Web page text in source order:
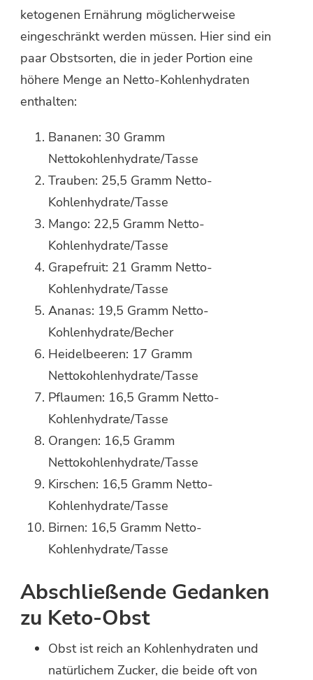
ketogenen Ernährung möglicherweise
eingeschränkt werden müssen. Hier sind ein
paar Obstsorten, die in jeder Portion eine
höhere Menge an Netto-Kohlenhydraten
enthalten:
Bananen: 30 Gramm
Nettokohlenhydrate/Tasse
Trauben: 25,5 Gramm Netto-
Kohlenhydrate/Tasse
Mango: 22,5 Gramm Netto-
Kohlenhydrate/Tasse
Grapefruit: 21 Gramm Netto-
Kohlenhydrate/Tasse
Ananas: 19,5 Gramm Netto-
Kohlenhydrate/Becher
Heidelbeeren: 17 Gramm
Nettokohlenhydrate/Tasse
Pflaumen: 16,5 Gramm Netto-
Kohlenhydrate/Tasse
Orangen: 16,5 Gramm
Nettokohlenhydrate/Tasse
Kirschen: 16,5 Gramm Netto-
Kohlenhydrate/Tasse
Birnen: 16,5 Gramm Netto-
Kohlenhydrate/Tasse
Abschließende Gedanken
zu Keto-Obst
Obst ist reich an Kohlenhydraten und
natürlichem Zucker, die beide oft von